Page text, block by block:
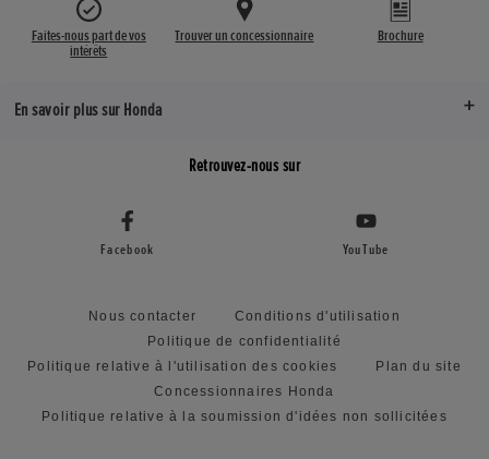
Faites-nous part de vos
intérêts
Trouver un concessionnaire Brochure
En savoir plus sur Honda
Retrouvez-nous sur
Facebook YouTube
Nous contacter
Conditions d'utilisation
Politique de confidentialité
Politique relative à l'utilisation des cookies
Plan du site
Concessionnaires Honda
Politique relative à la soumission d'idées non sollicitées